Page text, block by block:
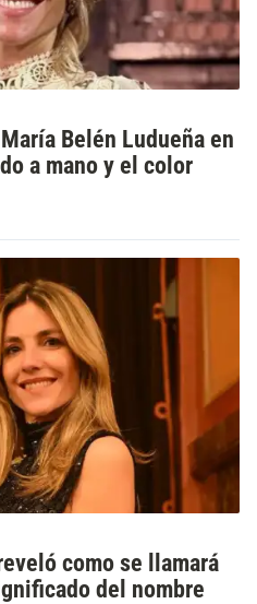
Belén Ludueña en
a mano y el color
como se llamará
del nombre